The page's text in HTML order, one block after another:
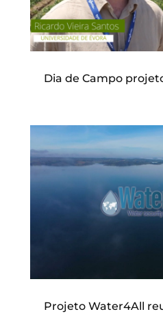
Dia de Campo
Projeto Water4All